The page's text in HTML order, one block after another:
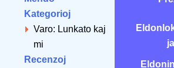
Kategorioj
Varo: Lunkato kaj
mi
Recenzoj